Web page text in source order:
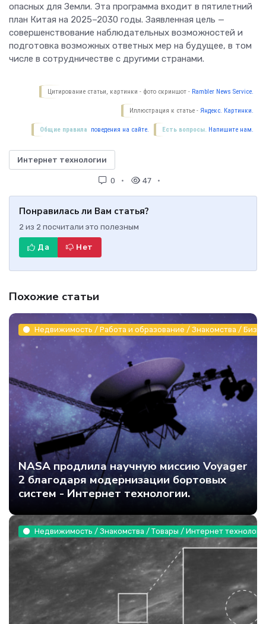
опасных для Земли. Эта программа входит в пятилетний
план Китая на 2025–2030 годы. Заявленная цель —
совершенствование наблюдательных возможностей и
подготовка возможных ответных мер на будущее, в том
числе в сотрудничестве с другими странами.
Цитирование статьи, картинки - фото скриншот - Rambler News Service.
Иллюстрация к статье - Яндекс. Картинки.
Есть вопросы. Напишите нам.
Общие правила поведения на сайте.
Интернет технологии
0 47
Понравилась ли Вам статья?
2 из 2 посчитали это полезным
Да Нет
Похожие статьи
Недвижимость / Работа и образование / Знакомства /
NASA продлила научную миссию Voyager
2 благодаря модернизации бортовых
систем - Интернет технологии.
Недвижимость / Знакомства / Товары / Интернет